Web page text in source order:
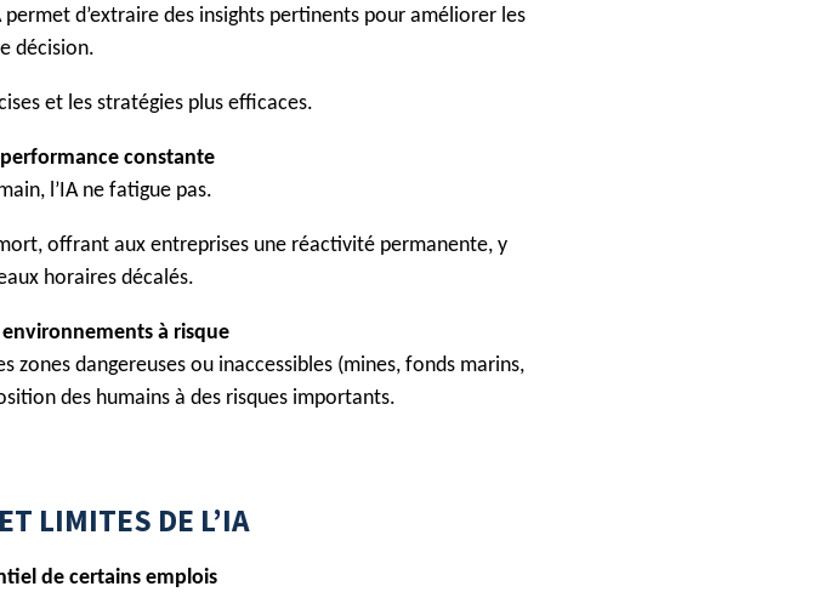
d’extraire des insights pertinents pour améliorer les
décision.
et les stratégies plus efficaces.
constante
l’IA ne fatigue pas.
offrant aux entreprises une réactivité permanente, y
horaires décalés.
à risque
zones dangereuses ou inaccessibles (mines, fonds marins,
des humains à des risques importants.
LIMITES DE L’IA
de certains emplois